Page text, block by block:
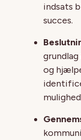
indsats
succes.
og